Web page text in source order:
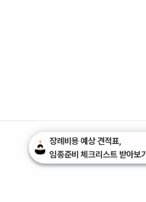
장례비용 예상 견적표,
임종준비 체크리스트 받아보기